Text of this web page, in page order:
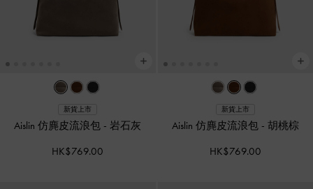
新貨上市
Aislin 仿麂皮流浪包 -岩石灰
HK$769.00
新貨上市
Aislin 仿麂皮流浪包 - 胡桃棕
HK$769.00